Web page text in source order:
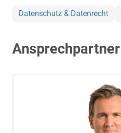
Datenschutz & Datenrecht
Ansprechpartner